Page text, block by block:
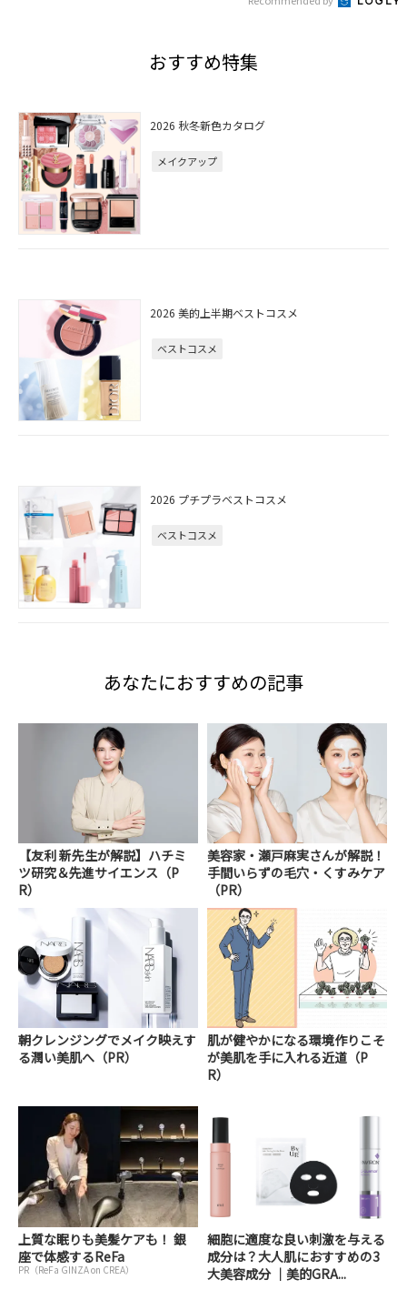
おすすめ特集
2026 秋冬新色カタログ
メイクアップ
2026 美的上半期ベストコスメ
ベストコスメ
2026 プチプラベストコスメ
ベストコスメ
あなたにおすすめの記事
【友利 新先生が解説】ハチミ
ツ研究＆先進サイエンス（P
R）
美容家・瀬戸麻実さんが解説！
手間いらずの毛穴・くすみケア
（PR）
朝クレンジングでメイク映えす
る潤い美肌へ（PR）
肌が健やかになる環境作りこそ
が美肌を手に入れる近道（P
R）
上質な眠りも美髪ケアも！ 銀
座で体感するReFa
PR（ReFa GINZA on CREA）
細胞に適度な良い刺激を与える
成分は？大人肌におすすめの3
大美容成分 ｜美的GRA...